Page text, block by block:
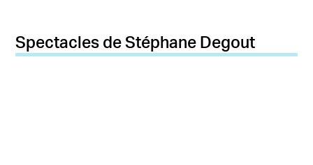
Spectacles de Stéphane Degout